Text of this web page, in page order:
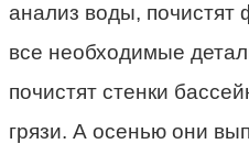
анализ воды, почистят
все необходимые
почистят стенки
грязи. А осенью они